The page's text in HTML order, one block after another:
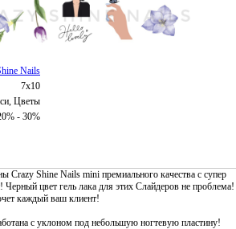
Nails
7х10
Цветы
- 30%
Crazy Shine Nails mini премиального качества с супер
цвет гель лака для этих Слайдеров не проблема!
каждый ваш клиент!
с уклоном под небольшую ногтевую пластину!